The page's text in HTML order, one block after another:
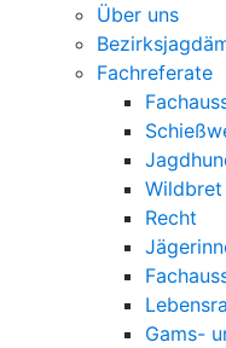
Über uns
Fachreferate
Wildbret
Recht
Gams-